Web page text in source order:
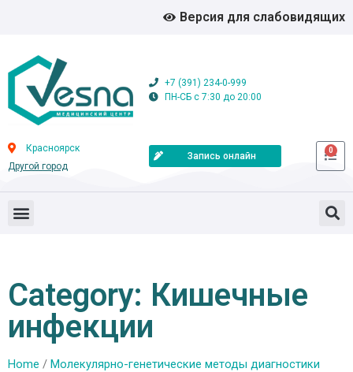
Версия для слабовидящих
+7 (391) 234-0-999
ПН-СБ с 7:30 до 20:00
Красноярск
Другой город
Запись онлайн
0
Category: Кишечные
инфекции
Home / Молекулярно-генетические методы диагностики